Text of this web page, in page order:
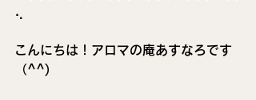
⢄
こんにちは！アロマの庵あすなろです
（^^)